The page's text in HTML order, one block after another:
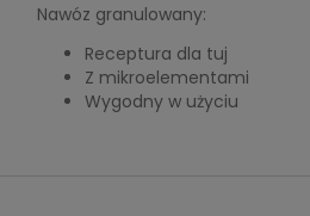
Nawóz granulowany:
Receptura dla tuj
Z mikroelementami
Wygodny w użyciu